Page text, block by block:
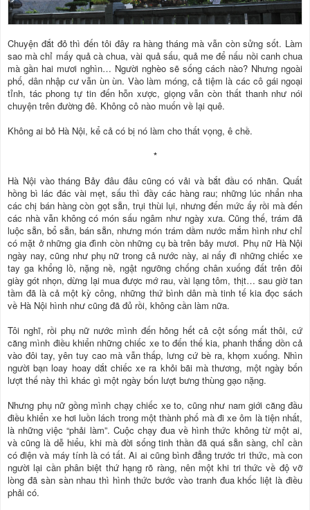
Chuyện đắt đỏ thì đến tôi đây ra hàng tháng mà vẫn còn sửng sốt. Làm
sao mà chỉ mấy quả cà chua, vài quả sấu, quả me để nấu nồi canh chua
mà gần hai mươi nghìn… Người nghèo sẽ sống cách nào? Nhưng ngoài
phố, dân nhập cư vẫn ùn ùn. Vào làm móng, cả tiệm là các cô gái ngoại
tỉnh, tác phong tự tin đến hỗn xược, giọng vẫn còn thất thanh như nói
chuyện trên đường đê. Không cô nào muốn về lại quê.
Không ai bỏ Hà Nội, kể cả có bị nó làm cho thất vọng, ê chề.
*
Hà Nội vào tháng Bảy đâu đâu cũng có vải và bắt đầu có nhãn. Quất
hồng bì lác đác vài mẹt, sấu thì đầy các hàng rau; những lúc nhẩn nha
các chị bán hàng còn gọt sẵn, trụi thùi lụi, nhưng đến mức ấy rồi mà đến
các nhà vẫn không có món sấu ngâm như ngày xưa. Cũng thế, trám đã
luộc sẵn, bổ sẵn, bán sẵn, nhưng món trám dầm nước mắm hình như chỉ
có mặt ở những gia đình còn những cụ bà trên bảy mươi. Phụ nữ Hà Nội
ngày nay, cũng như phụ nữ trong cả nước này, ai nấy đi những chiếc xe
tay ga khổng lồ, nặng nề, ngật ngưỡng chống chân xuống đất trên đôi
giày gót nhọn, dừng lại mua được mớ rau, vài lạng tôm, thịt… sau giờ tan
tầm đã là cả một kỳ công, những thứ bình dân mà tinh tế kia đọc sách
về Hà Nội hình như cũng đã đủ rồi, không cần làm nữa.
Tôi nghĩ, rồi phụ nữ nước mình đến hỏng hết cả cột sống mất thôi, cứ
căng mình điều khiển những chiếc xe to đến thế kia, phanh thắng dồn cả
vào đôi tay, yên tuy cao mà vẫn thấp, lưng cứ bè ra, khọm xuống. Nhìn
người bạn loay hoay dắt chiếc xe ra khỏi bãi mà thương, một ngày bốn
lượt thế này thì khác gì một ngày bốn lượt bưng thùng gạo nặng.
Nhưng phụ nữ gồng mình chạy chiếc xe to, cũng như nam giới căng đầu
điều khiển xe hơi luồn lách trong một thành phố mà đi xe ôm là tiện nhất,
là những việc “phải làm”. Cuộc chạy đua về hình thức không từ một ai,
và cũng là dễ hiểu, khi mà đời sống tinh thần đã quá sẵn sàng, chỉ cần
có điện và máy tính là có tất. Ai ai cũng bình đẳng trước tri thức, mà con
người lại cần phân biệt thứ hạng rõ ràng, nên một khi tri thức về độ vỡ
lòng đã sàn sàn nhau thì hình thức bước vào tranh đua khốc liệt là điều
phải có.